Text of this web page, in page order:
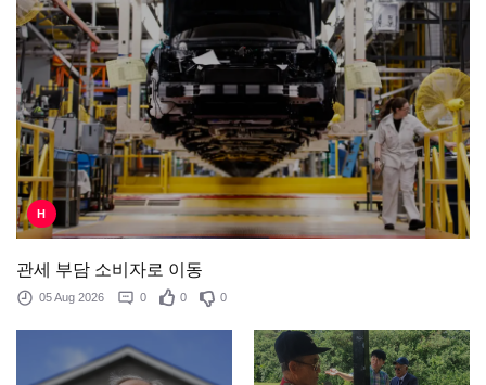
H
관세 부담 소비자로 이동
05 Aug 2026 0 0 0